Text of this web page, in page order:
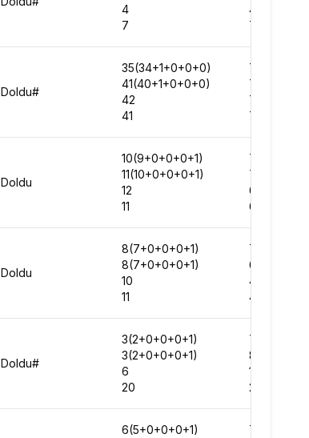
4
7
45444
77591
Doldu#
35(34+1+0+0+0)
41(40+1+0+0+0)
42
41
70625
73496
70499
70095
Doldu
10(9+0+0+0+1)
11(10+0+0+0+1)
12
11
71904
73749
68051
65711
Doldu
8(7+0+0+0+1)
8(7+0+0+0+1)
10
11
73857
64525
42981
48935
Doldu#
3(2+0+0+0+1)
3(2+0+0+0+1)
6
20
75067
87864
120415
224164
6(5+0+0+0+1)
76524